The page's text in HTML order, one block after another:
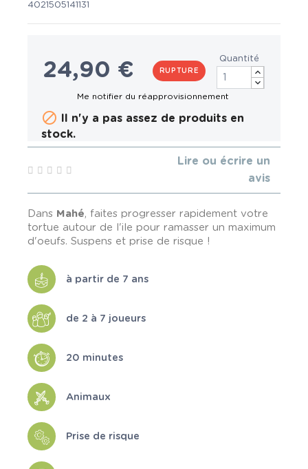
4021505141131
24,90 € RUPTURE
Quantité
 Il n'y a pas assez de produits en
stock.
Lire ou écrire un
avis
Dans Mahé, faites progresser rapidement votre
tortue autour de l'ile pour ramasser un maximum
d'oeufs. Suspens et prise de risque !
à partir de 7 ans
de 2 à 7 joueurs
20 minutes
Animaux
Prise de risque